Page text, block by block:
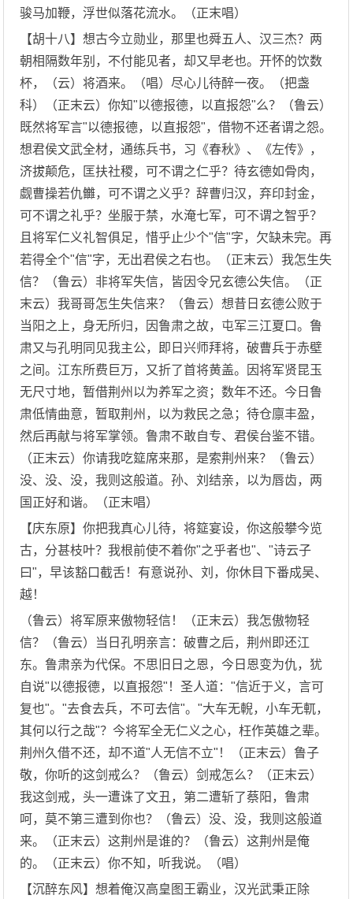
骏马加鞭，浮世似落花流水。（正末唱）
【胡十八】想古今立勋业，那里也舜五人、汉三杰？两
朝相隔数年别，不付能见者，却又早老也。开怀的饮数
杯，（云）将酒来。（唱）尽心儿待醉一夜。（把盏
科）（正末云）你知"以德报德，以直报怨"么？（鲁云）
既然将军言"以德报德，以直报怨"，借物不还者谓之怨。
想君侯文武全材，通练兵书，习《春秋》、《左传》，
济拔颠危，匡扶社稷，可不谓之仁乎？待玄德如骨肉，
觑曹操若仇雦，可不谓之义乎？辞曹归汉，弃印封金，
可不谓之礼乎？坐服于禁，水淹七军，可不谓之智乎？
且将军仁义礼智俱足，惜乎止少个"信"字，欠缺未完。再
若得全个"信"字，无出君侯之右也。（正末云）我怎生失
信？（鲁云）非将军失信，皆因令兄玄德公失信。（正
末云）我哥哥怎生失信来？（鲁云）想昔日玄德公败于
当阳之上，身无所归，因鲁肃之故，屯军三江夏口。鲁
肃又与孔明同见我主公，即日兴师拜将，破曹兵于赤壁
之间。江东所费巨万，又折了首将黄盖。因将军贤昆玉
无尺寸地，暂借荆州以为养军之资；数年不还。今日鲁
肃低情曲意，暂取荆州，以为救民之急；待仓廪丰盈，
然后再献与将军掌领。鲁肃不敢自专、君侯台鉴不错。
（正末云）你请我吃筵席来那，是索荆州来？（鲁云）
没、没、没，我则这般道。孙、刘结亲，以为唇齿，两
国正好和谐。（正末唱）
【庆东原】你把我真心儿待，将筵宴设，你这般攀今览
古，分甚枝叶？我根前使不着你"之乎者也"、"诗云子
曰"，早该豁口截舌！有意说孙、刘，你休目下番成吴、
越！
（鲁云）将军原来傲物轻信！（正末云）我怎傲物轻
信？（鲁云）当日孔明亲言：破曹之后，荆州即还江
东。鲁肃亲为代保。不思旧日之恩，今日恩变为仇，犹
自说"以德报德，以直报怨"！圣人道："信近于义，言可
复也"。"去食去兵，不可去信"。"大车无輗，小车无軏，
其何以行之哉"？今将军全无仁义之心，枉作英雄之辈。
荆州久借不还，却不道"人无信不立"！（正末云）鲁子
敬，你听的这剑戒么？（鲁云）剑戒怎么？（正末云）
我这剑戒，头一遭诛了文丑，第二遭斩了蔡阳，鲁肃
呵，莫不第三遭到你也？（鲁云）没、没，我则这般道
来。（正末云）这荆州是谁的？（鲁云）这荆州是俺
的。（正末云）你不知，听我说。（唱）
【沉醉东风】想着俺汉高皇图王霸业，汉光武秉正除